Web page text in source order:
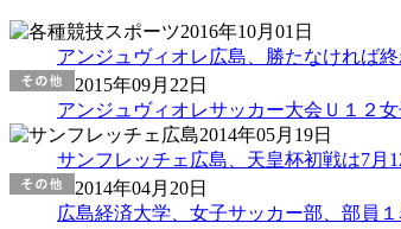
2016年10月01日
アンジュヴィオレ広島、勝たなければ
2015年09月22日
アンジュヴィオレサッカー大会Ｕ１２
2014年05月19日
サンフレッチェ広島、天皇杯初戦は7月
2014年04月20日
広島経済大学、女子サッカー部、部員